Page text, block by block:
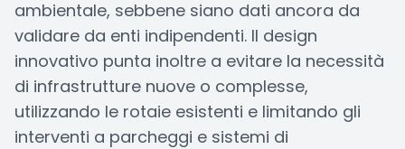
ambientale, sebbene siano dati ancora da
validare da enti indipendenti. Il design
innovativo punta inoltre a evitare la necessità
di infrastrutture nuove o complesse,
utilizzando le rotaie esistenti e limitando gli
interventi a parcheggi e sistemi di